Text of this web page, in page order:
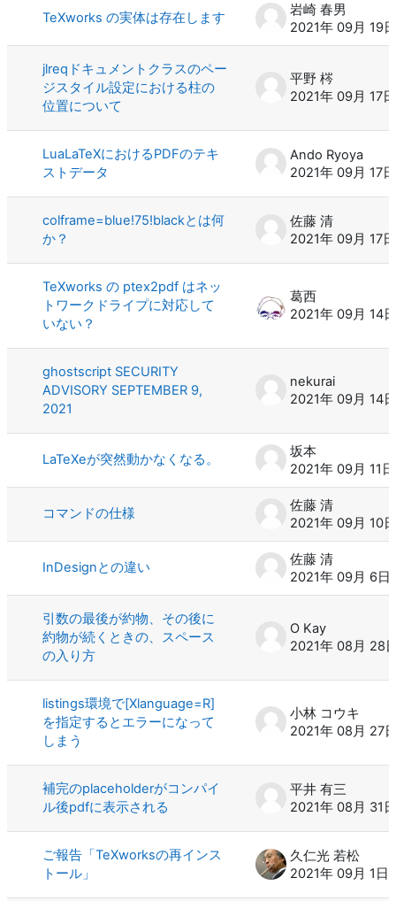
TeXworks の実体は存在します
岩崎 春男
2021年 09月 19日
jlreqドキュメントクラスのペー
ジスタイル設定における柱の
位置について
平野 梣
2021年 09月 17日
LuaLaTeXにおけるPDFのテキ
ストデータ
Ando Ryoya
2021年 09月 17日
colframe=blue!75!blackとは何
か？
佐藤 清
2021年 09月 17日
TeXworks の ptex2pdf はネッ
トワークドライプに対応して
いない？
葛西
2021年 09月 14日
ghostscript SECURITY
ADVISORY SEPTEMBER 9,
2021
nekurai
2021年 09月 14日
LaTeXeが突然動かなくなる。
坂本
2021年 09月 11日
コマンドの仕様
佐藤 清
2021年 09月 10日
InDesignとの違い
佐藤 清
2021年 09月 6日
引数の最後が約物、その後に
約物が続くときの、スペース
の入り方
O Kay
2021年 08月 28
listings環境で[Xlanguage=R]
を指定するとエラーになって
しまう
小林 コウキ
2021年 08月 27
補完のplaceholderがコンパイ
ル後pdfに表示される
平井 有三
2021年 08月 31日
ご報告「TeXworksの再インス
トール」
久仁光 若松
2021年 09月 1日